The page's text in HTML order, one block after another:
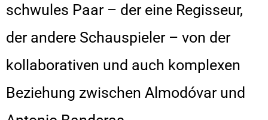
schwules Paar – der eine Regisseur,
der andere Schauspieler – von der
kollaborativen und auch komplexen
Beziehung zwischen Almodóvar und